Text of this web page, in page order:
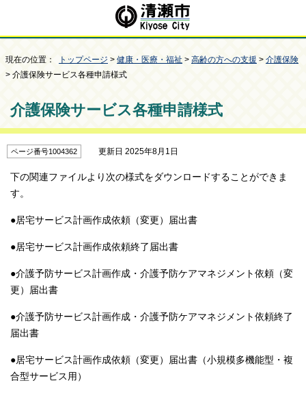
現在の位置： トップページ > 健康・医療・福祉 > 高齢の方への支援 > 介護保険
> 介護保険サービス各種申請様式
介護保険サービス各種申請様式
ページ番号1004362 更新日 2025年8月1日
下の関連ファイルより次の様式をダウンロードすることができま
す。
●居宅サービス計画作成依頼（変更）届出書
●居宅サービス計画作成依頼終了届出書
●介護予防サービス計画作成・介護予防ケアマネジメント依頼（変
更）届出書
●介護予防サービス計画作成・介護予防ケアマネジメント依頼終了
届出書
●居宅サービス計画作成依頼（変更）届出書（小規模多機能型・複
合型サービス用）